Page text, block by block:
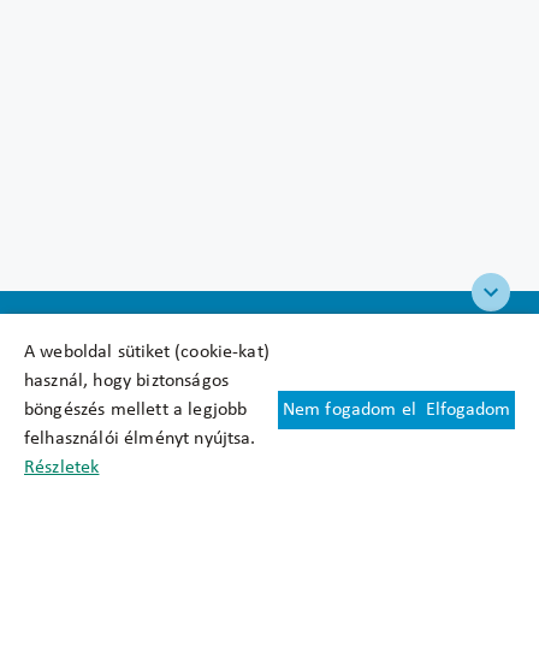
A weboldal sütiket (cookie-kat)
használ, hogy biztonságos
böngészés mellett a legjobb
felhasználói élményt nyújtsa.
Részletek
Nem fogadom el Elfogadom
Felhasználási feltételek